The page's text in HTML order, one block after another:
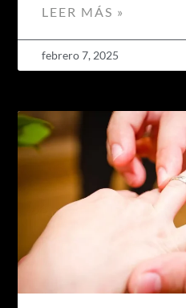
LEER MÁS »
febrero 7, 2025